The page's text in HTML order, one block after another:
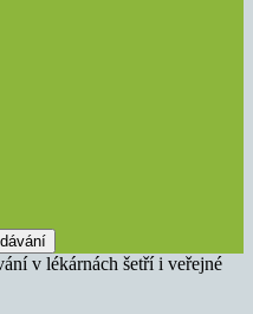
v lékárnách šetří i veřejné